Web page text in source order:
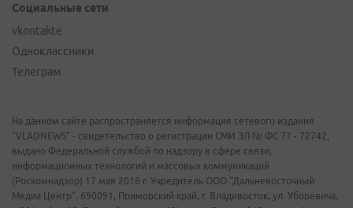
Социальные сети
vkontakte
Одноклассники
Телеграм
На данном сайте распространяется информация сетевого издания
"VLADNEWS" - свидетельство о регистрации СМИ ЭЛ № ФС 77 - 72742,
выдано Федеральной службой по надзору в сфере связи,
информационных технологий и массовых коммуникаций
(Роскомнадзор) 17 мая 2018 г. Учредитель ООО "Дальневосточный
Медиа Центр". 690091, Приморский край, г. Владивосток, ул. Уборевича,